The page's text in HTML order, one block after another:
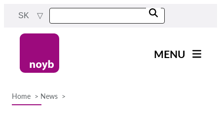
content
SK
MENU
Home News